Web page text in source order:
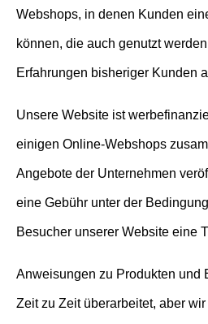
Webshops, in denen Kunden
können, die auch genutzt
Erfahrungen bisheriger Kunden
Unsere Website ist
einigen Online-Webshops
Angebote der Unternehmen
eine Gebühr unter der
Besucher unserer Website eine
Anweisungen zu Produkten und
Zeit zu Zeit überarbeitet, aber